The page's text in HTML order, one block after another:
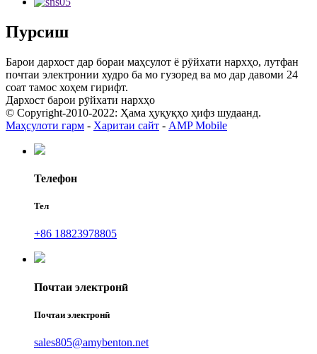
Пурсиш
Барои дархост дар бораи маҳсулот ё рӯйхати нархҳо, лутфан
почтаи электронии худро ба мо гузоред ва мо дар давоми 24
соат тамос хоҳем гирифт.
Дархост барои рӯйхати нархҳо
© Copyright-2010-2022: Ҳама ҳуқуқҳо ҳифз шудаанд.
Маҳсулоти гарм - Харитаи сайт - AMP Mobile
Телефон
Тел
+86 18823978805
Почтаи электронӣ
Почтаи электронӣ
sales805@amybenton.net